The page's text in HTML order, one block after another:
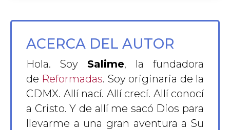
ACERCA DEL AUTOR
Hola. Soy Salime, la fundadora
de Reformadas. Soy originaria de la
CDMX. Allí nací. Allí crecí. Allí conocí
a Cristo. Y de allí me sacó Dios para
llevarme a una gran aventura a Su